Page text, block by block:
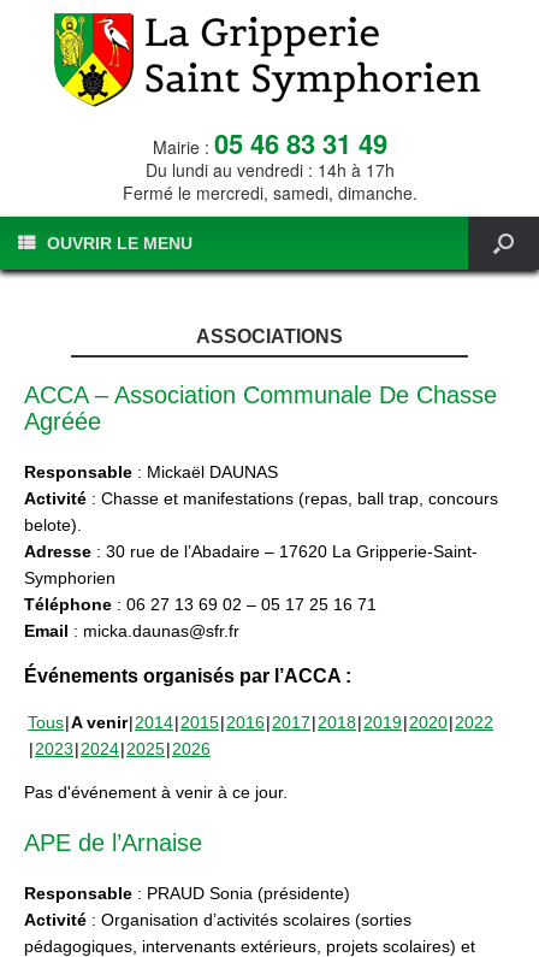
Mairie : 05 46 83 31 49
Du lundi au vendredi : 14h à 17h
Fermé le mercredi, samedi, dimanche.
OUVRIR LE MENU
ASSOCIATIONS
ACCA – Association Communale De Chasse
Agréée
Responsable : Mickaël DAUNAS
Activité : Chasse et manifestations (repas, ball trap, concours
belote).
Adresse : 30 rue de l’Abadaire – 17620 La Gripperie-Saint-
Symphorien
Téléphone : 06 27 13 69 02 – 05 17 25 16 71
Email : micka.daunas@sfr.fr
Événements organisés par l’ACCA :
Tous A venir 2014 2015 2016 2017 2018 2019 2020 2022
2023 2024 2025 2026
Pas d'événement à venir à ce jour.
APE de l’Arnaise
Responsable : PRAUD Sonia (présidente)
Activité : Organisation d’activités scolaires (sorties
pédagogiques, intervenants extérieurs, projets scolaires) et